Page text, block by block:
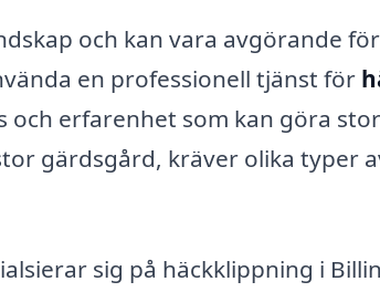
och kan vara avgörande
en professionell tjänst för
erfarenhet som kan göra
gärdsgård, kräver olika typer
sig på häckklippning i